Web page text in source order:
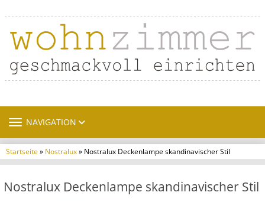
TOGGLE NAVIGATION
NAVIGATION
Startseite» Nostralux» Nostralux Deckenlampe skandinavischer Stil
Nostralux Deckenlampe skandinavischer Stil